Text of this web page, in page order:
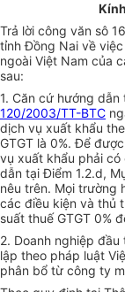
Trả lời công văn sô
tỉnh Đồng Nai về
ngoài Việt Nam của
sau:
1. Căn cứ hướng dẫn
120/2003/TT-BTC
dịch vụ xuất khẩu
GTGT là 0%. Để
vụ xuất khẩu phải
dẫn tại Điểm 1.2.d,
nêu trên. Mọi trường
các điều kiện và thủ
suất thuế GTGT 0%
2. Doanh nghiệp
lập theo pháp luật
phân bổ từ công ty